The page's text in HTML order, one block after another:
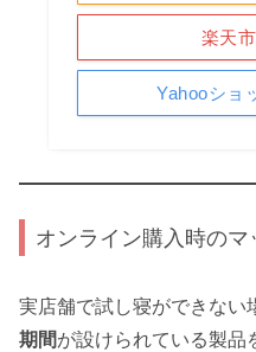
楽天
Yahooショ
オンライン購入時の
実店舗で試し寝ができない
期間が設けられている製品